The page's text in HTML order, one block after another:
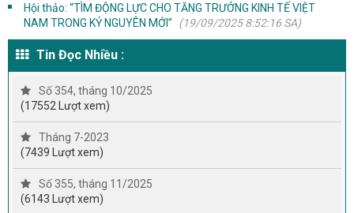
Hội thảo: “TÌM ĐỘNG LỰC CHO TĂNG TRƯỞNG KINH TẾ VIỆT
NAM TRONG KỶ NGUYÊN MỚI”
(19/09/2025 8:52:16 SA)
Tin Đọc Nhiều :
Số 354, tháng 10/2025
(17552 Lượt xem)
Tháng 7-2023
(7439 Lượt xem)
Số 355, tháng 11/2025
(6143 Lượt xem)